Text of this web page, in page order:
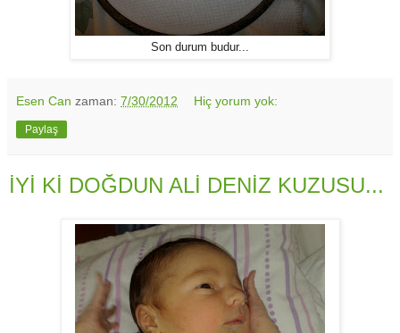
Son durum budur...
Esen Can zaman: 7/30/2012 Hiç yorum yok:
Paylaş
İYİ Kİ DOĞDUN ALİ DENİZ KUZUSU...